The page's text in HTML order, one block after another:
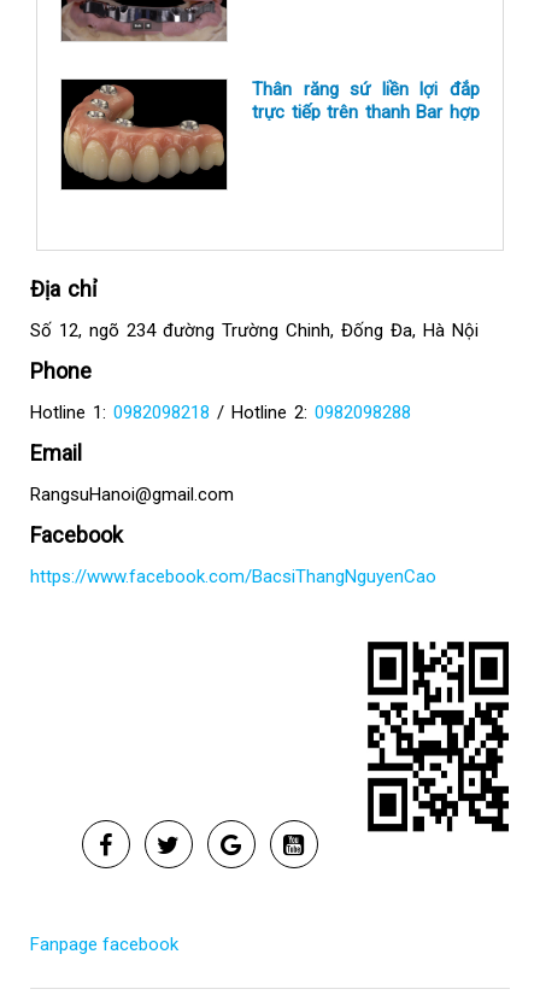
Thân răng sứ liền lợi đắp
trực tiếp trên thanh Bar hợp
Địa chỉ
Số 12, ngõ 234 đường Trường Chinh, Đống Đa, Hà Nội
Phone
Hotline 1: 0982098218 / Hotline 2: 0982098288
Email
RangsuHanoi@gmail.com
Facebook
https://www.facebook.com/BacsiThangNguyenCao
Fanpage facebook